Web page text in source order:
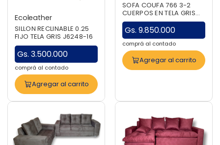
Ecoleather
SILLON RECLINABLE 0.25
FIJO TELA GRIS J6248-16
Gs. 3.500.000
comprá al contado
Agregar al carrito
SOFA COUFA 766 3-2
CUERPOS EN TELA GRIS
HIELO J6248-1
Gs. 9.850.000
comprá al contado
Agregar al carrito